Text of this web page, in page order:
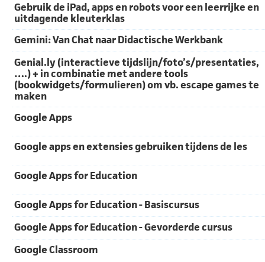
Gebruik de iPad, apps en robots voor een leerrijke en
uitdagende kleuterklas
Gemini: Van Chat naar Didactische Werkbank
Genial.ly (interactieve tijdslijn/foto’s/presentaties,
….) + in combinatie met andere tools
(bookwidgets/formulieren) om vb. escape games te
maken
Google Apps
Google apps en extensies gebruiken tijdens de les
Google Apps for Education
Google Apps for Education - Basiscursus
Google Apps for Education - Gevorderde cursus
Google Classroom